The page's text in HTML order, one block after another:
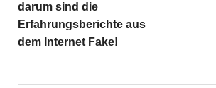
darum sind die
Erfahrungsberichte aus
dem Internet Fake!